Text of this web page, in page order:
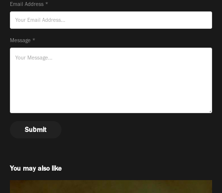
Email Address *
Message *
Submit
You may also like